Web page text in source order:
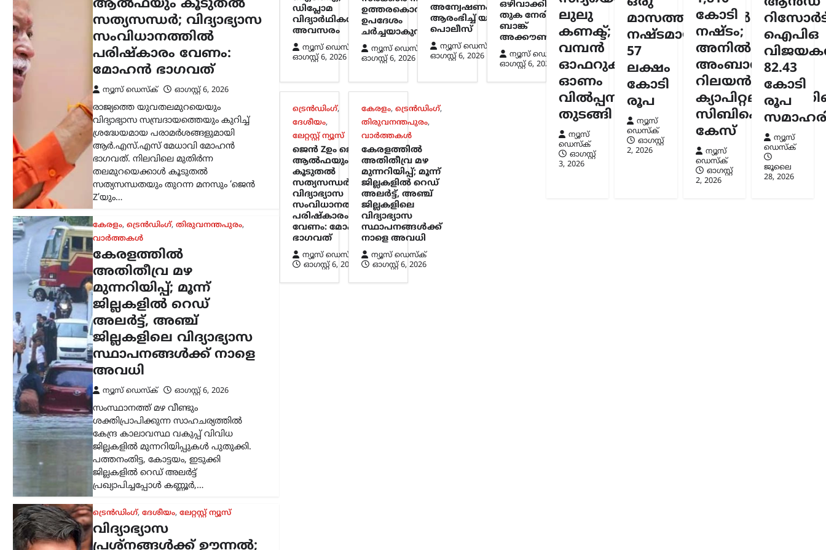
കേരളത്തിൽ
അതിതീവ്ര മഴ
മുന്നറിയിപ്പ്; മൂന്ന്
ജില്ലകളിൽ റെഡ്
ജില്ലകളിലെ വിദ്യാഭ്യാസ
സ്ഥാപനങ്ങൾക്ക് നാളെ
അവധി
ന്യൂസ് ഡെസ്ക് ഓഗസ്റ്റ്‌ 6, 2026
സംസ്ഥാനത്ത് മഴ വീണ്ടും
ശക്തിപ്രാപിക്കുന്ന സാഹചര്യത്തിൽ
കേന്ദ്ര കാലാവസ്ഥ വകുപ്പ് വിവിധ
ജില്ലകളിൽ മുന്നറിയിപ്പുകൾ പുതുക്കി.
പത്തനംതിട്ട, കോട്ടയം, ഇടുക്കി
ജില്ലകളിൽ റെഡ് അലർട്ട്
പ്രഖ്യാപിച്ചപ്പോൾ കണ്ണൂർ,…
ട്രെൻഡിംഗ്,ദേശീയം,ലേറ്റസ്റ്റ് ന്യൂസ്
വിദ്യാഭ്യാസ
പ്രശ്നങ്ങൾക്ക് ഊന്നൽ;
ജനങ്ങളെ കേൾക്കാൻ
‘ക്യാ ബോൽതി’ പബ്ലിക്
ക്യാമ്പയിനുമായി
സിജെപി
ന്യൂസ് ഡെസ്ക് ഓഗസ്റ്റ്‌ 6, 2026
കോക്രോച്ച് ജനതാ പാർട്ടി (സിജെപി)
സംഘടനാ സംവിധാനം
രാജ്യവ്യാപകമായി വിപുലീകരിക്കാൻ
ഒരുങ്ങുന്നു. ഇതിന്റെ ഭാഗമായി
പൊതുജനങ്ങളുടെ അഭിപ്രായങ്ങളും
പ്രശ്നങ്ങളും നേരിട്ട് കേൾക്കുന്നതിനായി
സെപ്റ്റംബർ മുതൽ ‘ക്യാ ബോൽതി’…
കേരളം,തിരുവനന്തപുരം,ലേറ്റസ്റ്റ് ന്യൂസ്
ക്ഷേമപെൻഷൻ
വിതരണത്തിൽ മാറ്റം;
ഡിപ്ലോമ
വിദ്യാർഥികൾക്കും
അവസരം
ന്യൂസ് ഡെസ്ക്
ഓഗസ്റ്റ്‌ 6, 2026
ഉത്തരകൊറിയയുടെ
ഉപദേശം
ചർച്ചയാകുന്നു
ന്യൂസ് ഡെസ്ക്
ഓഗസ്റ്റ്‌ 6, 2026
അന്വേഷണം
ആരംഭിച്ച് യുകെ
പൊലീസ്
ന്യൂസ് ഡെസ്ക്
ഓഗസ്റ്റ്‌ 6, 2026
ഒഴിവാക്കി; ഇനി
തുക നേരിട്ട്
ബാങ്ക്
അക്കൗണ്ടിലേക്ക്
ന്യൂസ് ഡെസ്ക്
ഓഗസ്റ്റ്‌ 6, 2026
ട്രെൻഡിംഗ്,
ദേശീയം,
ലേറ്റസ്റ്റ് ന്യൂസ്
ജെൻ Zഉം ജെൻ
ആൽഫയും
കൂടുതൽ
സത്യസന്ധർ;
വിദ്യാഭ്യാസ
സംവിധാനത്തിൽ
പരിഷ്കാരം
വേണം: മോഹൻ
ഭാഗവത്
ന്യൂസ് ഡെസ്ക്
ഓഗസ്റ്റ്‌ 6, 2026
കേരളം, ട്രെൻഡിംഗ്,
തിരുവനന്തപുരം,
വാർത്തകൾ
കേരളത്തിൽ
അതിതീവ്ര മഴ
മുന്നറിയിപ്പ്; മൂന്ന്
ജില്ലകളിൽ റെഡ്
അലർട്ട്, അഞ്ച്
ജില്ലകളിലെ
വിദ്യാഭ്യാസ
സ്ഥാപനങ്ങൾക്ക്
നാളെ അവധി
ന്യൂസ് ഡെസ്ക്
ഓഗസ്റ്റ്‌ 6, 2026
ലുലു
കണക്ട്;
വമ്പൻ
ഓഫറുകളുമായി
ഓണം
വിൽപ്പന
തുടങ്ങി
ന്യൂസ്
ഡെസ്ക്
ഓഗസ്റ്റ്‌
3, 2026
മാസത്തിനുള്ളിൽ
നഷ്ടമായത്
57
ലക്ഷം
കോടി
രൂപ
ന്യൂസ്
ഡെസ്ക്
ഓഗസ്റ്റ്‌
2, 2026
കോടി
നഷ്ടം;
അനിൽ
അംബാനിക്കും
റിലയൻസ്
സിബിഐ
കേസ്
ന്യൂസ്
ഡെസ്ക്
ഓഗസ്റ്റ്‌
2, 2026
ഐപിഒ
82.43
കോടി
രൂപ
ന്യൂസ്
ഡെസ്ക്
ജൂലൈ
28, 2026